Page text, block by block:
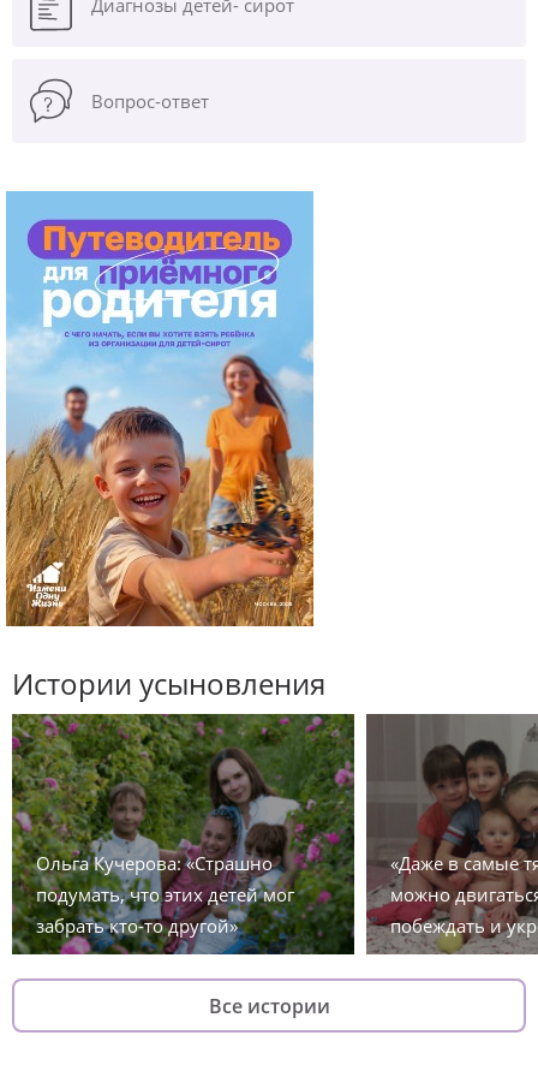
Диагнозы детей- сирот
Вопрос-ответ
Истории усыновления
Ольга Кучерова: «Страшно
подумать, что этих детей мог
забрать кто-то другой»
«Даже в самые
можно
побеждать и
Все истории